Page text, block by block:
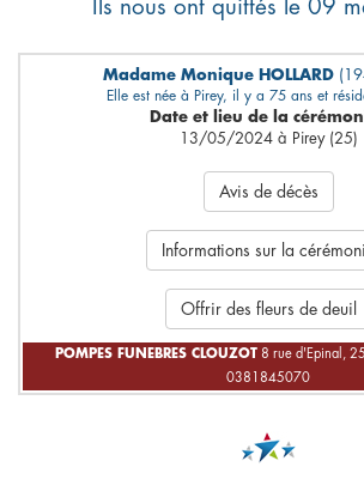
Ils nous ont quittés le 09
Madame Monique HOLLARD
Elle est née à Pirey, il y a 75 ans et
Date et lieu de la
13/05/2024 à Pirey (25)
Avis de décès
Informations sur la
Offrir des fleurs de deuil
POMPES FUNEBRES CLOUZOT 8 rue d'Epinal,
0381845070